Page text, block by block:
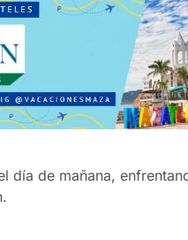
día de mañana,